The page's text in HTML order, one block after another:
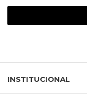
INSTITUCIONAL